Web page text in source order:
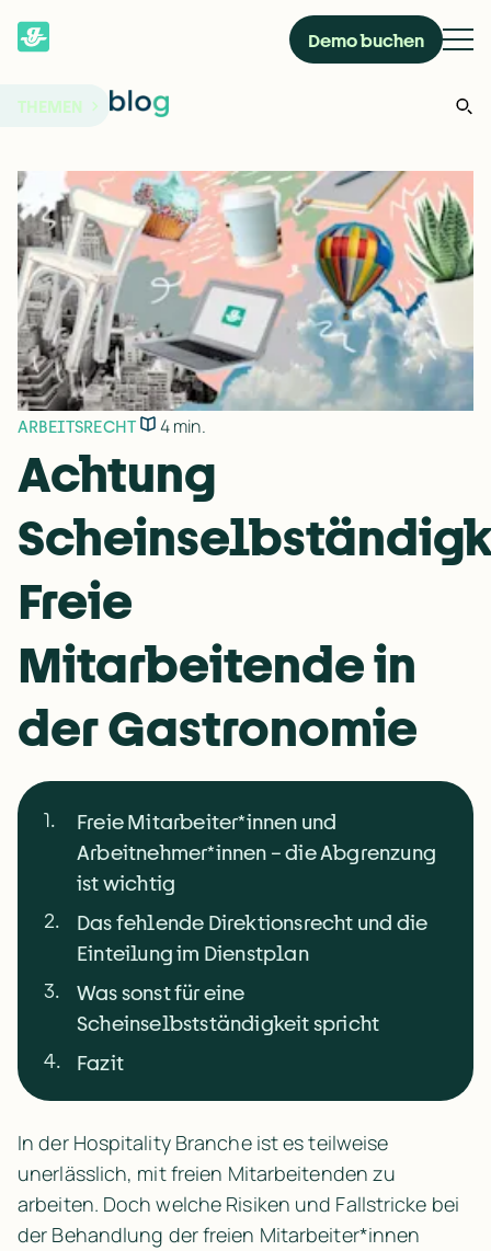
Demo buchen
THEMEN
ARBEITSRECHT 4 min.
Achtung
Freie
Mitarbeitende in
der Gastronomie
1.
Freie Mitarbeiter*innen und
Arbeitnehmer*innen – die Abgrenzung
ist wichtig
2.
Das fehlende Direktionsrecht und die
Einteilung im Dienstplan
3.
Was sonst für eine
Scheinselbstständigkeit spricht
4. Fazit
In der Hospitality Branche ist es teilweise
unerlässlich, mit freien Mitarbeitenden zu
arbeiten. Doch welche Risiken und Fallstricke bei
der Behandlung der freien Mitarbeiter*innen